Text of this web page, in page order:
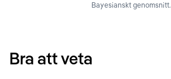
Bayesianskt genomsnitt.
Bra att veta